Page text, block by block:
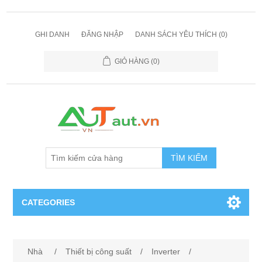
GHI DANH ĐĂNG NHẬP DANH SÁCH YÊU THÍCH (0)
GIỎ HÀNG (0)
TÌM KIẾM
CATEGORIES
Nhà / Thiết bị công suất / Inverter
/